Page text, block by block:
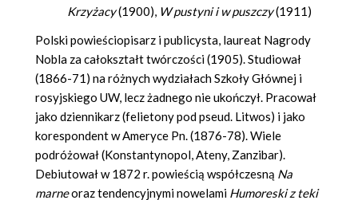
Krzyżacy(1900), W pustyni i w puszczy(1911)
Polski powieściopisarz i publicysta, laureat Nagrody
Nobla za całokształt twórczości (1905). Studiował
(1866-71) na różnych wydziałach Szkoły Głównej i
rosyjskiego UW, lecz żadnego nie ukończył. Pracował
jako dziennikarz (felietony pod pseud. Litwos) i jako
korespondent w Ameryce Pn. (1876-78). Wiele
podróżował (Konstantynopol, Ateny, Zanzibar).
Debiutował w 1872 r. powieścią współczesną Na
marneoraz tendencyjnymi nowelami Humoreski z teki